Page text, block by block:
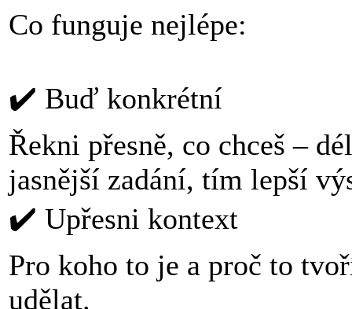
Co funguje nejlépe:
✔️ Buď konkrétní
Řekni přesně, co chceš –
jasnější zadání, tím lepší
✔️ Upřesni kontext
Pro koho to je a proč to
udělat.